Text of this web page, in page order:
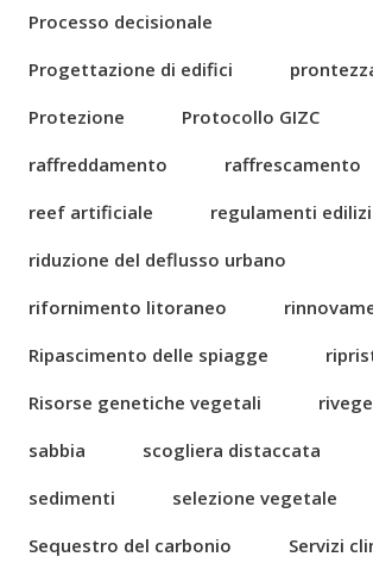
Processo decisionale
Progettazione di edifici
Protezione
Protocollo GIZC
raffreddamento
raffrescamento
reef artificiale
regulamenti edilizi
riduzione del deflusso urbano
rifornimento litoraneo
Ripascimento delle spiagge
Risorse genetiche vegetali
sabbia
scogliera distaccata
sedimenti
selezione vegetale
Sequestro del carbonio
Servizi